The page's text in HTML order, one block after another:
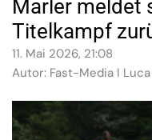
Marler meldet
Titelkampf
11. Mai 2026, 21:08
Autor: Fast-Media I